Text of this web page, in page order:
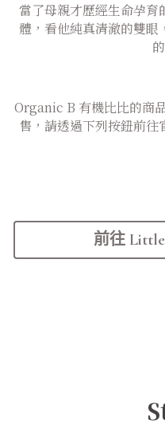
當了母親才歷經生命孕育
體，看他純真清澈的雙眼
Organic B 有機比比的商
售，請透過下列按鈕前
前往